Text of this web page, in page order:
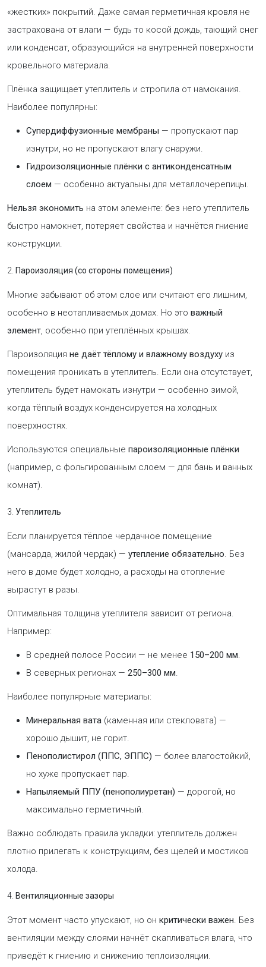
«жестких» покрытий. Даже самая герметичная кровля не
застрахована от влаги — будь то косой дождь, тающий снег
или конденсат, образующийся на внутренней поверхности
кровельного материала.
Плёнка защищает утеплитель и стропила от намокания.
Наиболее популярны:
Супердиффузионные мембраны — пропускают пар
изнутри, но не пропускают влагу снаружи.
Гидроизоляционные плёнки с антиконденсатным
слоем — особенно актуальны для металлочерепицы.
Нельзя экономить на этом элементе: без него утеплитель
быстро намокнет, потеряет свойства и начнётся гниение
конструкции.
2. Пароизоляция (со стороны помещения)
Многие забывают об этом слое или считают его лишним,
особенно в неотапливаемых домах. Но это важный
элемент, особенно при утеплённых крышах.
Пароизоляция не даёт тёплому и влажному воздуху из
помещения проникать в утеплитель. Если она отсутствует,
утеплитель будет намокать изнутри — особенно зимой,
когда тёплый воздух конденсируется на холодных
поверхностях.
Используются специальные пароизоляционные плёнки
(например, с фольгированным слоем — для бань и ванных
комнат).
3. Утеплитель
Если планируется тёплое чердачное помещение
(мансарда, жилой чердак) — утепление обязательно. Без
него в доме будет холодно, а расходы на отопление
вырастут в разы.
Оптимальная толщина утеплителя зависит от региона.
Например:
В средней полосе России — не менее 150–200 мм.
В северных регионах — 250–300 мм.
Наиболее популярные материалы:
Минеральная вата (каменная или стекловата) —
хорошо дышит, не горит.
Пенополистирол (ППС, ЭППС) — более влагостойкий,
но хуже пропускает пар.
Напыляемый ППУ (пенополиуретан) — дорогой, но
максимально герметичный.
Важно соблюдать правила укладки: утеплитель должен
плотно прилегать к конструкциям, без щелей и мостиков
холода.
4. Вентиляционные зазоры
Этот момент часто упускают, но он критически важен. Без
вентиляции между слоями начнёт скапливаться влага, что
приведёт к гниению и снижению теплоизоляции.